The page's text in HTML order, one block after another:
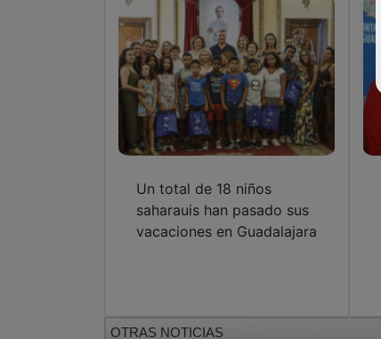
Un total de 18 niños
saharauis han pasado sus
vacaciones en Guadalajara
OTRAS NOTICIAS